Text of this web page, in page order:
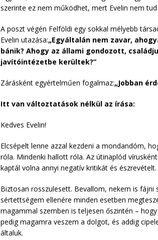
szerinte ez nem működhet, mert Evelin nem
A poszt végén Felföldi egy sokkal mélyebb
Evelin utazása:„Egyáltalán nem zavar,
bánik? Ahogy az állami gondozott,
javítóintézetbe kerültek?”
Zárásként egyértelműen fogalmaz:„Jobban
Itt van változtatások nélkül az írása:
Kedves Evelin!
Elcsépelt lenne azzal kezdeni a mondandóm,
róla. Mindenki hallott róla. Az útinaplód
kaptál volna annyi negatív kritikát és észrevételt.
Biztosan rosszulesett. Bevallom, nekem is
sértettségem ellenére minden esetben
magammal szemben is teljesen őszintén –
pedig magamra veszem a dolgot, és addig
általuk.